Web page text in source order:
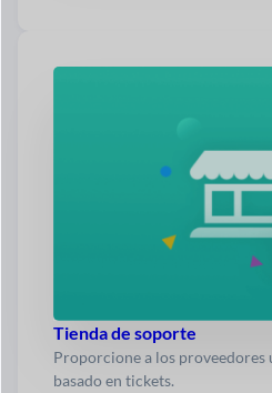
Tienda de soporte
Proporcione a los proveedores
basado en tickets.